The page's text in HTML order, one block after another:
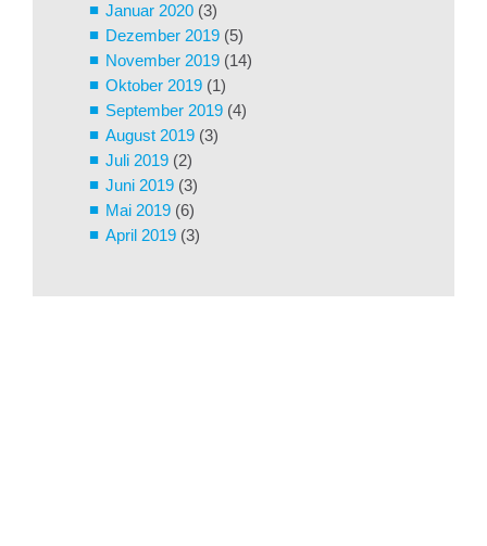
Januar 2020 (3)
Dezember 2019 (5)
November 2019 (14)
Oktober 2019 (1)
September 2019 (4)
August 2019 (3)
Juli 2019 (2)
Juni 2019 (3)
Mai 2019 (6)
April 2019 (3)